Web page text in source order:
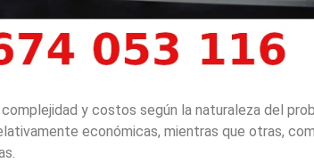
y costos según la naturaleza del
económicas, mientras que otras,